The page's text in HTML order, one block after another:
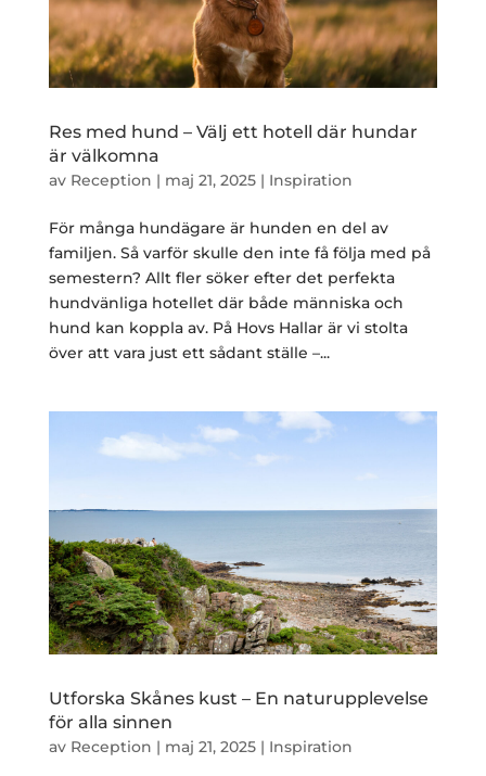
Res med hund – Välj ett hotell där hundar
är välkomna
av Reception | maj 21, 2025| Inspiration
För många hundägare är hunden en del av
familjen. Så varför skulle den inte få följa med på
semestern? Allt fler söker efter det perfekta
hundvänliga hotellet där både människa och
hund kan koppla av. På Hovs Hallar är vi stolta
över att vara just ett sådant ställe –...
Utforska Skånes kust – En naturupplevelse
för alla sinnen
av Reception | maj 21, 2025| Inspiration